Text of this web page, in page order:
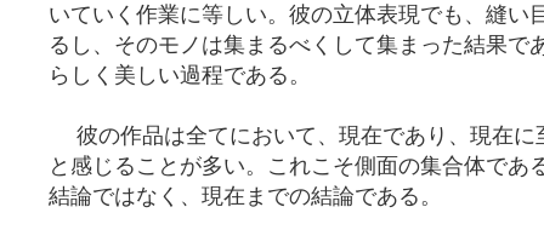
いていく作業に等しい。彼の立体表現でも、縫い
るし、そのモノは集まるべくして集まった結果で
らしく美しい過程である。
彼の作品は全てにおいて、現在であり、現在に
と感じることが多い。これこそ側面の集合体であ
結論ではなく、現在までの結論である。